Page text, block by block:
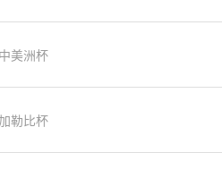
中美洲杯
勒比杯